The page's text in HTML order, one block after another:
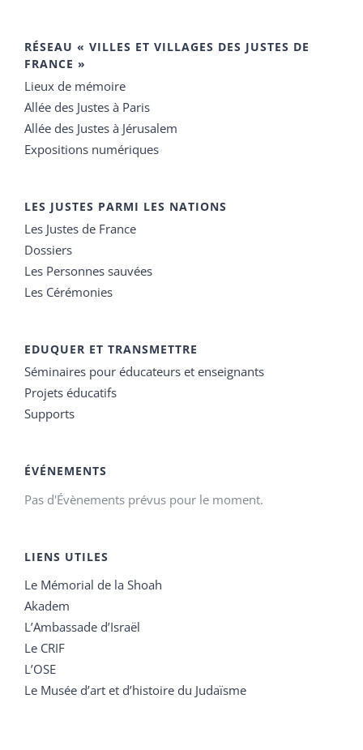
RÉSEAU « VILLES ET VILLAGES DES JUSTES DE
FRANCE »
Lieux de mémoire
Allée des Justes à Paris
Allée des Justes à Jérusalem
Expositions numériques
LES JUSTES PARMI LES NATIONS
Les Justes de France
Dossiers
Les Personnes sauvées
Les Cérémonies
EDUQUER ET TRANSMETTRE
Séminaires pour éducateurs et enseignants
Projets éducatifs
Supports
ÉVÉNEMENTS
Pas d'Évènements prévus pour le moment.
LIENS UTILES
Le Mémorial de la Shoah
Akadem
L’Ambassade d’Israël
Le CRIF
L’OSE
Le Musée d’art et d’histoire du Judaïsme